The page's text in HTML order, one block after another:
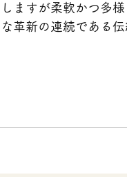
ますが柔軟かつ多
革新の連続である